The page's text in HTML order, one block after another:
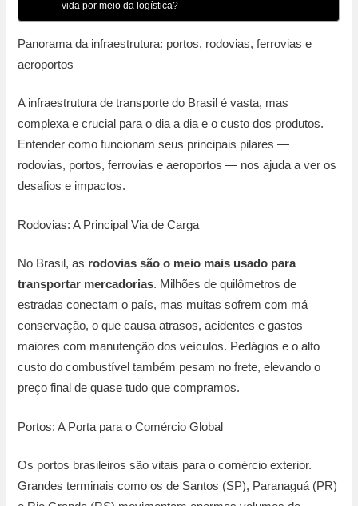
vida por meio da logística?
Panorama da infraestrutura: portos, rodovias, ferrovias e
aeroportos
A infraestrutura de transporte do Brasil é vasta, mas
complexa e crucial para o dia a dia e o custo dos produtos.
Entender como funcionam seus principais pilares —
rodovias, portos, ferrovias e aeroportos — nos ajuda a ver os
desafios e impactos.
Rodovias: A Principal Via de Carga
No Brasil, as rodovias são o meio mais usado para
transportar mercadorias. Milhões de quilômetros de
estradas conectam o país, mas muitas sofrem com má
conservação, o que causa atrasos, acidentes e gastos
maiores com manutenção dos veículos. Pedágios e o alto
custo do combustível também pesam no frete, elevando o
preço final de quase tudo que compramos.
Portos: A Porta para o Comércio Global
Os portos brasileiros são vitais para o comércio exterior.
Grandes terminais como os de Santos (SP), Paranaguá (PR)